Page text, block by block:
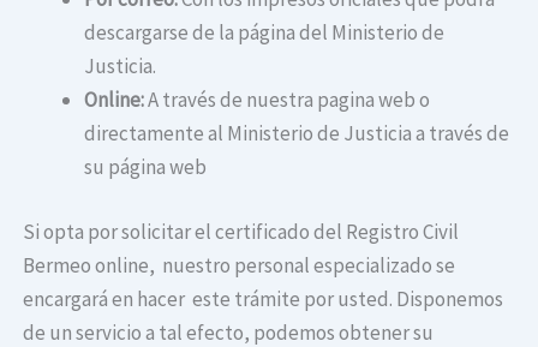
descargarse de la página del Ministerio de
Justicia.
Online:A través de nuestra pagina web o
directamente al Ministerio de Justicia a través de
su página web
Si opta por solicitar el certificado del Registro Civil
Bermeo online, nuestro personal especializado se
encargará en hacer este trámite por usted. Disponemos
de un servicio a tal efecto, podemos obtener su